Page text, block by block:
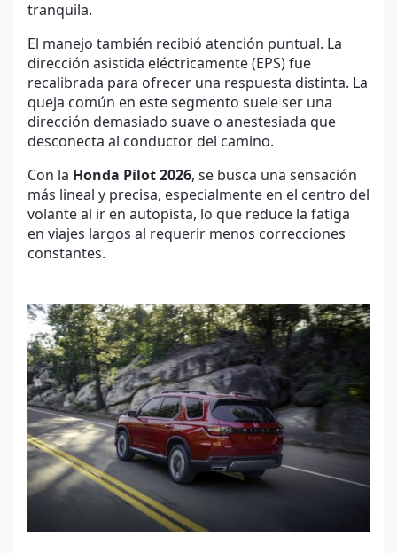
tranquila.
El manejo también recibió atención puntual. La
dirección asistida eléctricamente (EPS) fue
recalibrada para ofrecer una respuesta distinta. La
queja común en este segmento suele ser una
dirección demasiado suave o anestesiada que
desconecta al conductor del camino.
Con la Honda Pilot 2026, se busca una sensación
más lineal y precisa, especialmente en el centro del
volante al ir en autopista, lo que reduce la fatiga
en viajes largos al requerir menos correcciones
constantes.